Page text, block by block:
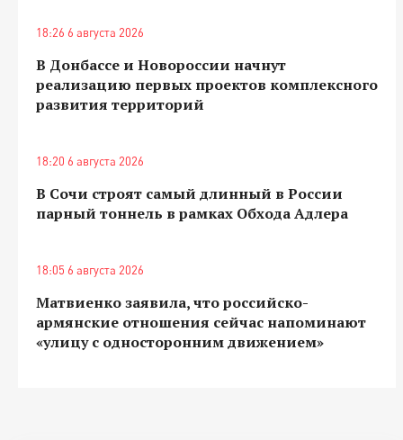
18:26 6 августа 2026
В Донбассе и Новороссии начнут
реализацию первых проектов комплексного
развития территорий
18:20 6 августа 2026
В Сочи строят самый длинный в России
парный тоннель в рамках Обхода Адлера
18:05 6 августа 2026
Матвиенко заявила, что российско-
армянские отношения сейчас напоминают
«улицу с односторонним движением»